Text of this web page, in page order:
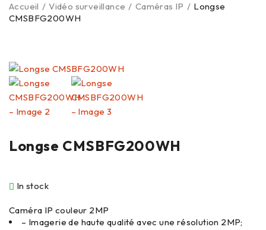
Accueil / Vidéo surveillance / Caméras IP / Longse
CMSBFG200WH
Longse CMSBFG200WH
In stock
Caméra IP couleur 2MP
– Imagerie de haute qualité avec une résolution 2MP;